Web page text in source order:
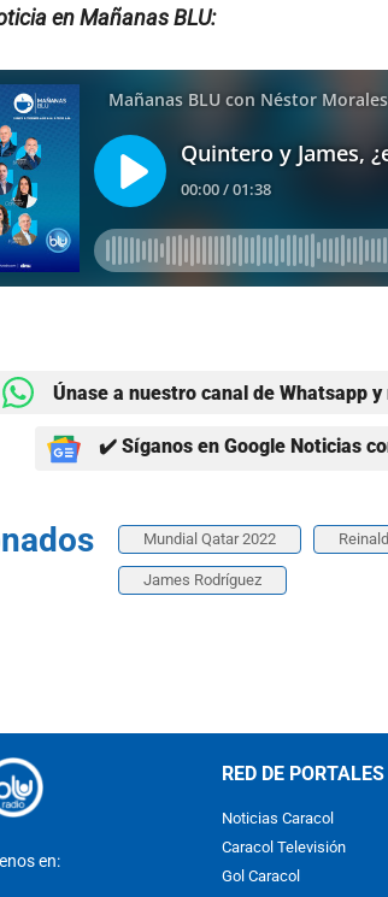
en Mañanas BLU:
Únase a nuestro canal de Whatsapp
✔️ Síganos en Google Noticias
Mundial Qatar 2022
James Rodríguez
en:
RED DE PORTALES
Noticias Caracol
Caracol Televisión
Gol Caracol